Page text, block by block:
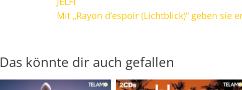
Mit „Rayon d’espoir (Lichtblick)“ geben
Das könnte dir auch gefallen